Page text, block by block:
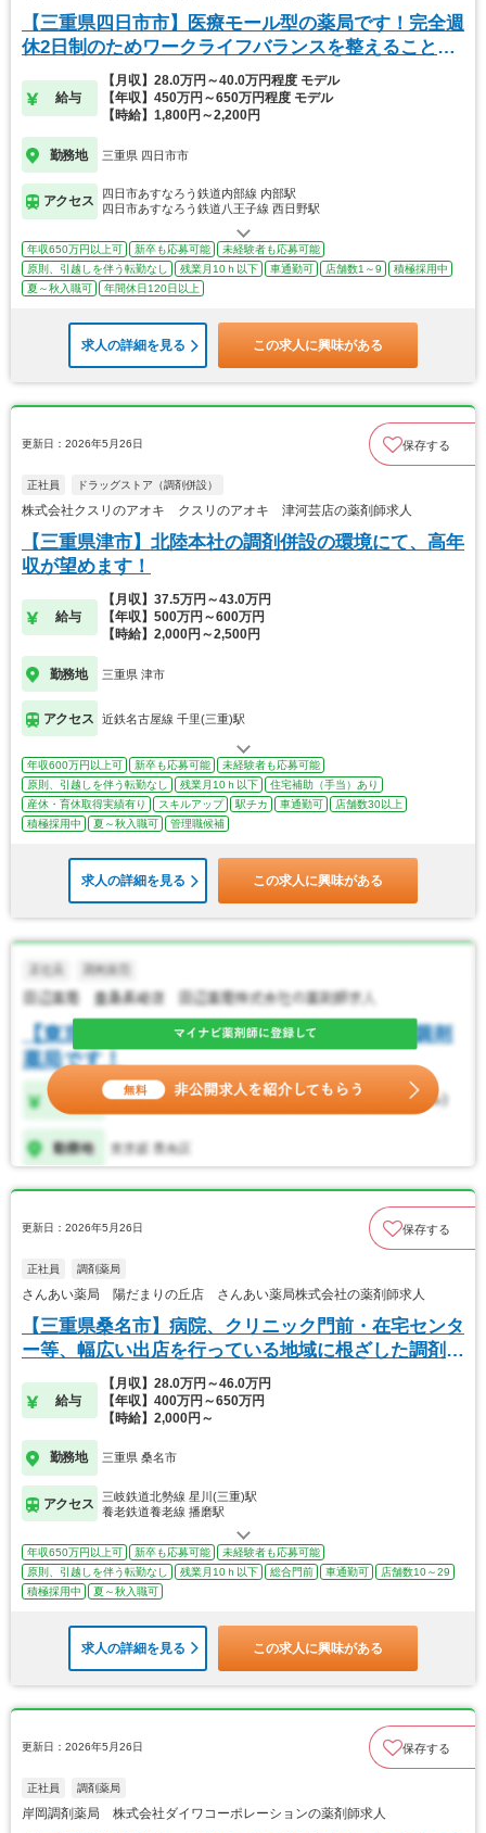
【三重県四日市市】医療モール型の薬局です！完全週
休2日制のためワークライフバランスを整えることが
給与
【月収】28.0万円～40.0万円程度 モデル
【年収】450万円～650万円程度 モデル
【時給】1,800円～2,200円
勤務地 三重県 四日市市
アクセス
四日市あすなろう鉄道内部線 内部駅
四日市あすなろう鉄道八王子線 西日野駅
年収650万円以上可 新卒も応募可能
未経験者も応募可能
原則、引越しを伴う転勤なし
残業月10ｈ以下 車通勤可 店舗数1～9
積極採用中
夏～秋入職可
年間休日120日以上
求人の詳細を見る この求人に興味がある
更新日：2026年5月26日 保存する
正社員 ドラッグストア（調剤併設）
株式会社クスリのアオキ クスリのアオキ 津河芸店の薬剤師求人
【三重県津市】北陸本社の調剤併設の環境にて、高年
収が望めます！
給与
【月収】37.5万円～43.0万円
【年収】500万円～600万円
【時給】2,000円～2,500円
勤務地 三重県 津市
アクセス 近鉄名古屋線 千里(三重)駅
年収600万円以上可 新卒も応募可能
未経験者も応募可能
原則、引越しを伴う転勤なし
残業月10ｈ以下
住宅補助（手当）あり
産休・育休取得実績有り
スキルアップ 駅チカ 車通勤可
店舗数30以上
積極採用中
夏～秋入職可 管理職候補
求人の詳細を見る この求人に興味がある
更新日：2026年5月26日 保存する
正社員 調剤薬局
さんあい薬局 陽だまりの丘店 さんあい薬局株式会社の薬剤師求人
【三重県桑名市】病院、クリニック門前・在宅センタ
ー等、幅広い出店を行っている地域に根ざした調剤薬
給与
【月収】28.0万円～46.0万円
【年収】400万円～650万円
【時給】2,000円～
勤務地 三重県 桑名市
アクセス
三岐鉄道北勢線 星川(三重)駅
養老鉄道養老線 播磨駅
年収650万円以上可 新卒も応募可能
未経験者も応募可能
原則、引越しを伴う転勤なし
残業月10ｈ以下 総合門前 車通勤可
店舗数10～29
積極採用中
夏～秋入職可
求人の詳細を見る この求人に興味がある
更新日：2026年5月26日 保存する
正社員 調剤薬局
岸岡調剤薬局 株式会社ダイワコーポレーションの薬剤師求人